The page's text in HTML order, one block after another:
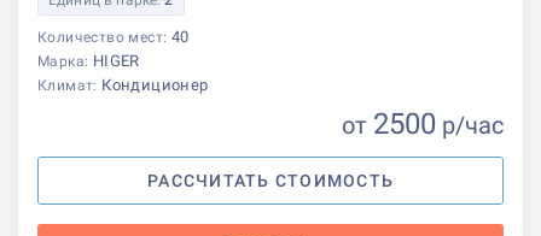
Количество мест: 40
Марка: HIGER
Климат: Кондиционер
от 2500 р/час
РАССЧИТАТЬ СТОИМОСТЬ